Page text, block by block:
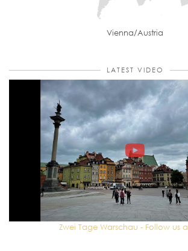
Vienna/Austria
LATEST VIDEO
Zwei Tage Warschau - Follow us